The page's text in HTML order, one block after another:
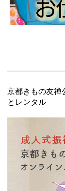
京都きもの友禅
とレンタル